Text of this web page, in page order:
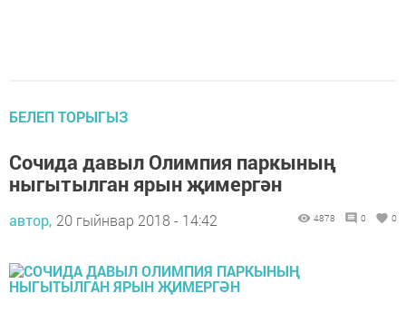
БЕЛЕП ТОРЫГЫЗ
Сочида давыл Олимпия паркының
ныгытылган ярын җимергән
автор, 20 гыйнвар 2018 - 14:42 4878 0 0